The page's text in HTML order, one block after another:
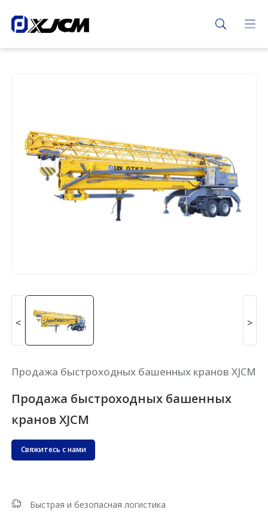
< >
Продажа быстроходных башенных кранов XJCM
Продажа быстроходных башенных
кранов XJCM
Свяжитесь с нами
Быстрая и безопасная логистика